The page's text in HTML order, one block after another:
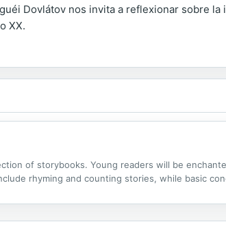
Dovlátov nos invita a reflexionar sobre
XX.
of storybooks. Young readers will be
rhyming and counting stories, while basic